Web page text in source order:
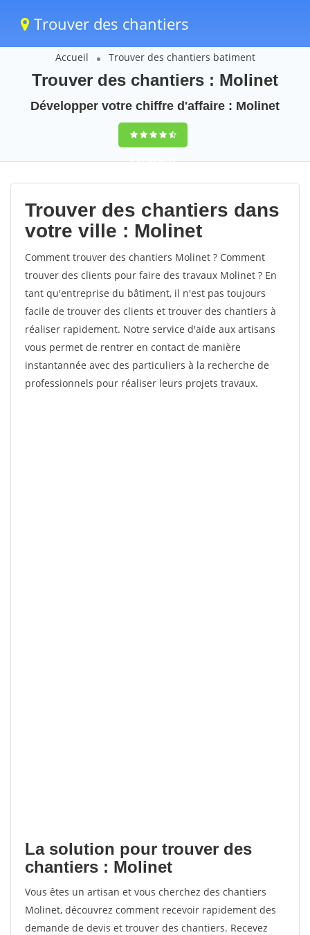
Trouver des chantiers
Accueil Trouver des chantiers batiment
Trouver des chantiers : Molinet
Développer votre chiffre d'affaire : Molinet
9,5(100%)55
votes
Trouver des chantiers dans
votre ville : Molinet
Comment trouver des chantiers Molinet ? Comment
trouver des clients pour faire des travaux Molinet ? En
tant qu'entreprise du bâtiment, il n'est pas toujours
facile de trouver des clients et trouver des chantiers à
réaliser rapidement. Notre service d'aide aux artisans
vous permet de rentrer en contact de manière
instantannée avec des particuliers à la recherche de
professionnels pour réaliser leurs projets travaux.
La solution pour trouver des
chantiers : Molinet
Vous êtes un artisan et vous cherchez des chantiers
Molinet, découvrez comment recevoir rapidement des
demande de devis et trouver des chantiers. Recevez